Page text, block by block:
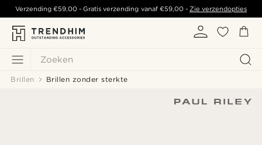
Zoeken
Verzending€59,00 - Gratis verzending vanaf €59,00- Zie verzendopties
Brillen Brillen zonder sterkte